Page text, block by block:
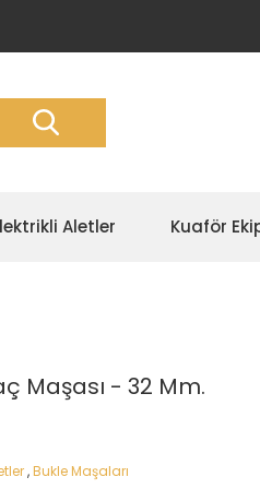
Aletler Kuaför
Maşası - 32 Mm.
,Bukle Maşaları